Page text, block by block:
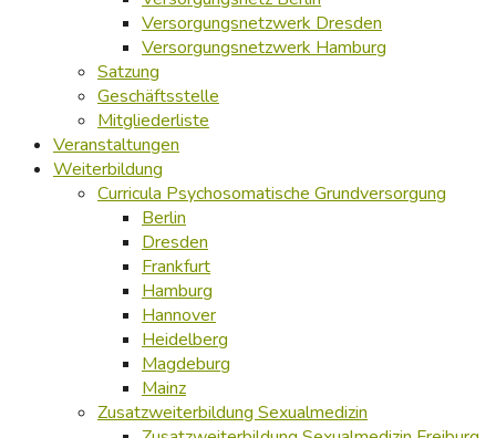
Versorgungsnetzwerk Dresden
Versorgungsnetzwerk Hamburg
Satzung
Geschäftsstelle
Mitgliederliste
Veranstaltungen
Weiterbildung
Curricula Psychosomatische Grundversorgung
Berlin
Dresden
Frankfurt
Hamburg
Hannover
Heidelberg
Magdeburg
Mainz
Zusatzweiterbildung Sexualmedizin